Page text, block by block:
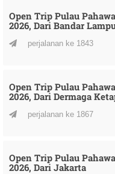
Open Trip Pulau
2026, Dari Bandar
perjalanan ke 1843
Open Trip Pulau
2026, Dari Dermaga
perjalanan ke 1867
Open Trip Pulau
2026, Dari Jakarta